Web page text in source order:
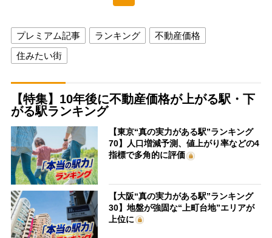
プレミアム記事 ランキング
不動産価格
住みたい街
【特集】10年後に不動産価格が上がる駅・下
がる駅ランキング
【東京“真の実力がある駅”ランキング
70】人口増減予測、値上がり率などの4
指標で多角的に評価
【大阪“真の実力がある駅”ランキング
30】地盤が強固な“上町台地”エリアが
上位に